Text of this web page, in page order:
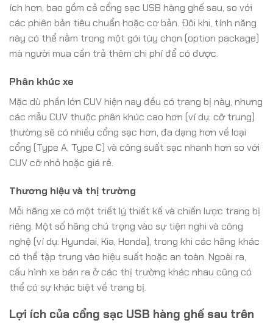
ích hơn, bao gồm cả cổng sạc USB hàng ghế sau, so với
các phiên bản tiêu chuẩn hoặc cơ bản. Đôi khi, tính năng
này có thể nằm trong một gói tùy chọn (option package)
mà người mua cần trả thêm chi phí để có được.
Phân khúc xe
Mặc dù phần lớn CUV hiện nay đều có trang bị này, nhưng
các mẫu CUV thuộc phân khúc cao hơn (ví dụ: cỡ trung)
thường sẽ có nhiều cổng sạc hơn, đa dạng hơn về loại
cổng (Type A, Type C) và công suất sạc nhanh hơn so với
CUV cỡ nhỏ hoặc giá rẻ.
Thương hiệu và thị trường
Mỗi hãng xe có một triết lý thiết kế và chiến lược trang bị
riêng. Một số hãng chú trọng vào sự tiện nghi và công
nghệ (ví dụ: Hyundai, Kia, Honda), trong khi các hãng khác
có thể tập trung vào hiệu suất hoặc an toàn. Ngoài ra,
cấu hình xe bán ra ở các thị trường khác nhau cũng có
thể có sự khác biệt về trang bị.
Lợi ích của cổng sạc USB hàng ghế sau trên